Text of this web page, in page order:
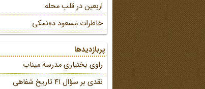
اربعین در قلب محله
خاطرات مسعود ده‌نمکی
پربازدیدها
راوی بختیاریِ مدرسه میناب
نقدی بر سؤال 41 تاریخ شفاهی